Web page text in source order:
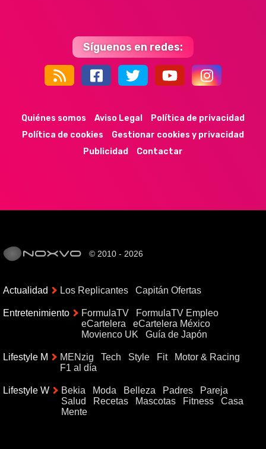
Síguenos en redes:
Quiénes somos Aviso Legal
Política de privacidad
Política de cookies
Gestionar cookies y privacidad
Publicidad
Contactar
© 2010 - 2026
Actualidad Los Replicantes Capitán Ofertas
Entretenimiento FormulaTV
FormulaTV Empleo
eCartelera
eCartelera México
Movienco UK
Guía de Japón
Lifestyle M MENzig Tech Style Fit
Motor & Racing
F1 al día
Lifestyle W Bekia Moda Belleza Padres
Pareja
Salud
Recetas Mascotas Fitness
Casa
Mente